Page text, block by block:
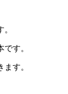
す。
す。